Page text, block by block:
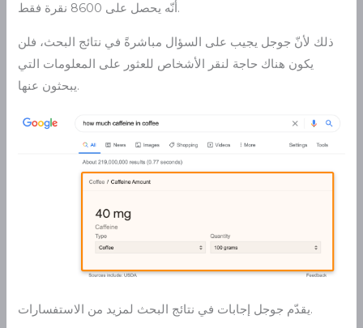
أنّه يحصل على 8600 نقرة فقط.
ذلك لأنّ جوجل يجيب على السؤال مباشرةً في نتائج البحث، فلن
يكون هناك حاجة لنقر الأشخاص للعثور على المعلومات التي
يبحثون عنها.
يقدّم جوجل إجابات في نتائج البحث لمزيد من الاستفسارات.